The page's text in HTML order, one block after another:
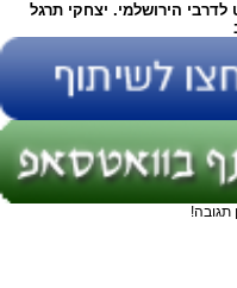
הירושלמי. יצחקי תרגל
תגובה!